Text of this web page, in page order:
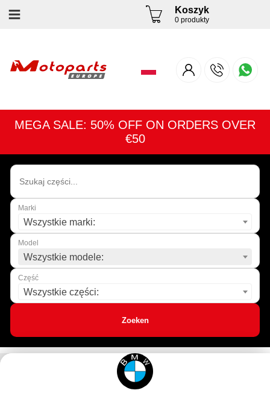
Koszyk
0 produkty
MEGA SALE: 50% OFF ON ORDERS OVER
€50
Marki
Wszystkie marki:
Model
Wszystkie modele:
Część
Wszystkie części:
Zoeken